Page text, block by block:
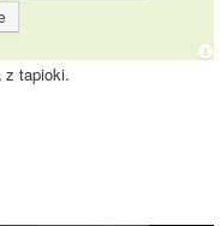
z tapioki.